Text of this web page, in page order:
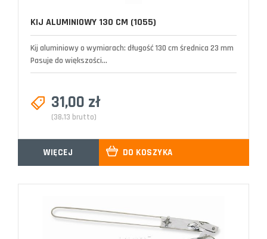
KIJ ALUMINIOWY 130 CM (1055)
Kij aluminiowy o wymiarach: długość 130 cm średnica 23 mm
Pasuje do większości...
31,00 zł
(38,13 brutto)
WIĘCEJ DO KOSZYKA